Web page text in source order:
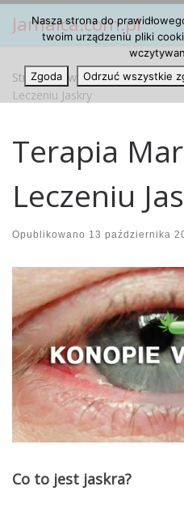
Przejdź do treści
Jamaica.com.pl
Strona główna » Marihuana
Leczeniu Jaskry
Terapia
Leczeniu
Opublikowano 13 października
Co to jest jaskra?
Nasza strona do
twoim urządzeniu pliki
Zgoda
Odrzuć wszystkie